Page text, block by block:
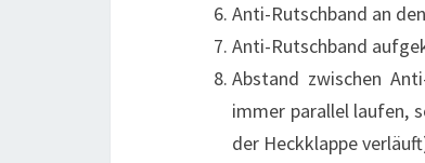
Anti-Rutschband an
Anti-Rutschband
Abstand zwischen
immer parallel laufen,
der Heckklappe